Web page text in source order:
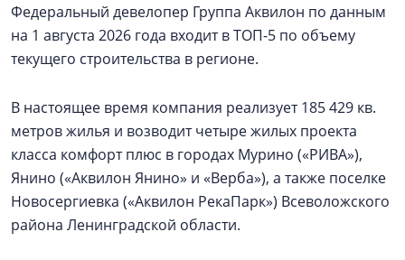
Федеральный девелопер Группа Аквилон по данным
на 1 августа 2026 года входит в ТОП-5 по объему
текущего строительства в регионе.
В настоящее время компания реализует 185 429 кв.
метров жилья и возводит четыре жилых проекта
класса комфорт плюс в городах Мурино («РИВА»),
Янино («Аквилон Янино» и «Верба»), а также поселке
Новосергиевка («Аквилон РекаПарк») Всеволожского
района Ленинградской области.